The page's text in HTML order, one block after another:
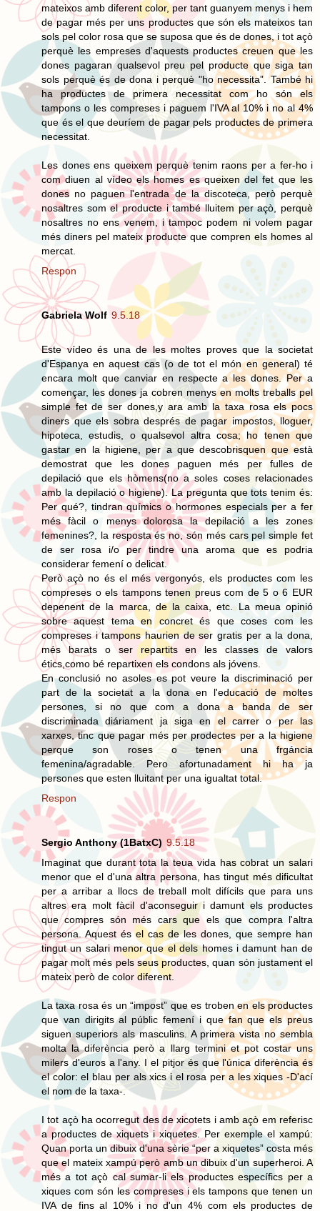
mateixos amb diferent color, per tant guanyem menys i hem
de pagar més per uns productes que són els mateixos tan
sols pel color rosa que se suposa que és de dones, i tot açò
perquè les empreses d'aquests productes creuen que les
dones pagaran qualsevol preu pel producte que siga tan
sols perquè és de dona i perquè "ho necessita”. També hi
ha productes de primera necessitat com ho són els
tampons o les compreses i paguem l'IVA al 10% i no al 4%
que és el que deuríem de pagar pels productes de primera
necessitat.
Les dones ens queixem perquè tenim raons per a fer-ho i
com diuen al vídeo els homes es queixen del fet que les
dones no paguen l'entrada de la discoteca, però perquè
nosaltres som el producte i també lluitem per açò, perquè
nosaltres no ens venem, i tampoc podem ni volem pagar
més diners pel mateix producte que compren els homes al
mercat.
Respon
Gabriela Wolf 9.5.18
Este vídeo és una de les moltes proves que la societat
d'Espanya en aquest cas (o de tot el món en general) té
encara molt que canviar en respecte a les dones. Per a
començar, les dones ja cobren menys en molts treballs pel
simple fet de ser dones,y ara amb la taxa rosa els pocs
diners que els sobra després de pagar impostos, lloguer,
hipoteca, estudis, o qualsevol altra cosa; ho tenen que
gastar en la higiene, per a que descobrisquen que està
demostrat que les dones paguen més per fulles de
depilació que els hòmens(no a soles coses relacionades
amb la depilació o higiene). La pregunta que tots tenim és:
Per qué?, tindran químics o hormones especials per a fer
més fàcil o menys dolorosa la depilació a les zones
femenines?, la resposta és no, són més cars pel simple fet
de ser rosa i/o per tindre una aroma que es podria
considerar femení o delicat.
Però açò no és el més vergonyós, els productes com les
compreses o els tampons tenen preus com de 5 o 6 EUR
depenent de la marca, de la caixa, etc. La meua opinió
sobre aquest tema en concret és que coses com les
compreses i tampons haurien de ser gratis per a la dona,
més barats o ser repartits en les classes de valors
étics,como bé repartixen els condons als jóvens.
En conclusió no asoles es pot veure la discriminació per
part de la societat a la dona en l'educació de moltes
persones, si no que com a dona a banda de ser
discriminada diáriament ja siga en el carrer o per las
xarxes, tinc que pagar més per prodectes per a la higiene
perque son roses o tenen una frgáncia
femenina/agradable. Pero afortunadament hi ha ja
persones que esten lluitant per una igualtat total.
Respon
Sergio Anthony (1BatxC) 9.5.18
Imaginat que durant tota la teua vida has cobrat un salari
menor que el d'una altra persona, has tingut més dificultat
per a arribar a llocs de treball molt difícils que para uns
altres era molt fàcil d'aconseguir i damunt els productes
que compres són més cars que els que compra l'altra
persona. Aquest és el cas de les dones, que sempre han
tingut un salari menor que el dels homes i damunt han de
pagar molt més pels seus productes, quan són justament el
mateix però de color diferent.
La taxa rosa és un “impost” que es troben en els productes
que van dirigits al públic femení i que fan que els preus
siguen superiors als masculins. A primera vista no sembla
molta la diferència però a llarg termini et pot costar uns
milers d'euros a l'any. I el pitjor és que l'única diferència és
el color: el blau per als xics i el rosa per a les xiques -D'ací
el nom de la taxa-.
I tot açò ha ocorregut des de xicotets i amb açò em referisc
a productes de xiquets i xiquetes. Per exemple el xampú:
Quan porta un dibuix d'una sèrie “per a xiquetes” costa més
que el mateix xampú però amb un dibuix d'un superheroi. A
més a tot açò cal sumar-li els productes específics per a
xiques com són les compreses i els tampons que tenen un
IVA de fins al 10% i no d'un 4% com els productes de